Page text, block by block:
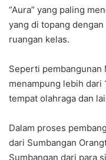
“Aura” yang paling
yang di topang
ruangan kelas.
Seperti pembangunan
menampung lebih dari
tempat olahraga dan
Dalam proses
dari Sumbangan
Sumbangan dari para